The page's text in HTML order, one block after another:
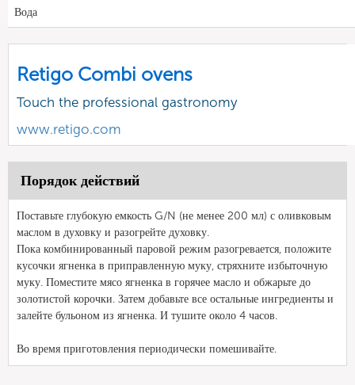
Вода
Retigo Combi ovens
Touch the professional gastronomy
www.retigo.com
Порядок действий
Поставьте глубокую емкость G/N (не менее 200 мл) с оливковым
маслом в духовку и разогрейте духовку.
Пока комбинированный паровой режим разогревается, положите
кусочки ягненка в приправленную муку, стряхните избыточную
муку. Поместите мясо ягненка в горячее масло и обжарьте до
золотистой корочки. Затем добавьте все остальные ингредиенты и
залейте бульоном из ягненка. И тушите около 4 часов.
Во время приготовления периодически помешивайте.